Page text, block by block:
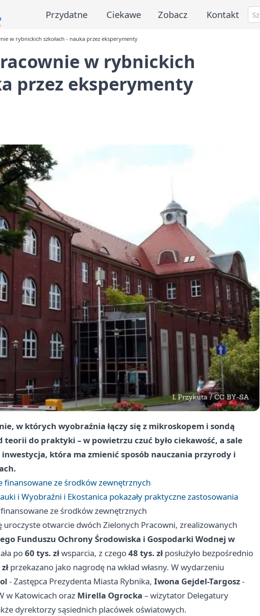
Przydatne Ciekawe Zobacz Kontakt
w rybnickich szkołach - nauka przez eksperymenty
w rybnickich
przez eksperymenty
w których wyobraźnia łączy się z mikroskopem i sondą
do praktyki – w powietrzu czuć było ciekawość, a sale
inwestycja, która ma zmienić sposób nauczania przyrody i
ze środków zewnętrznych
i Wyobraźni i Ekostanica pokazały praktyczne zastosowania
ze środków zewnętrznych
uroczyste otwarcie dwóch Zielonych Pracowni, zrealizowanych
Funduszu Ochrony Środowiska i Gospodarki Wodnej w
po60 tys. złwsparcia, z czego48 tys. zł posłużyło bezpośrednio
przekazano jako nagrodę na wkład własny. W wydarzeniu
- Zastępca Prezydenta Miasta Rybnika, Iwona Gejdel-Targosz-
w Katowicach oraz Mirella Ogrocka – wizytator Delegatury
dyrektorzy sąsiednich placówek oświatowych.